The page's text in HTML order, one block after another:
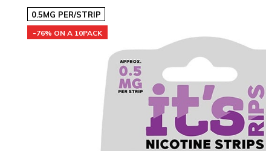
0.5MG PER/STRIP
-76% ON A 10PACK